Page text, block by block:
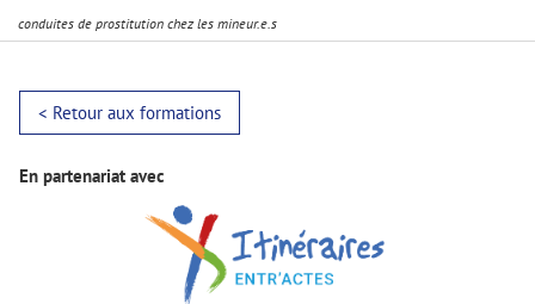
conduites de prostitution chez les mineur.e.s
< Retour aux formations
En partenariat avec